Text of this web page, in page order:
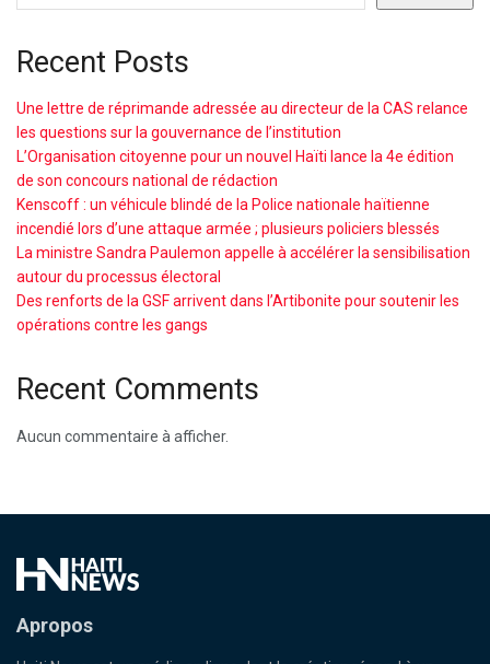
Recent Posts
Une lettre de réprimande adressée au directeur de la CAS relance
les questions sur la gouvernance de l’institution
L’Organisation citoyenne pour un nouvel Haïti lance la 4e édition
de son concours national de rédaction
Kenscoff : un véhicule blindé de la Police nationale haïtienne
incendié lors d’une attaque armée ; plusieurs policiers blessés
La ministre Sandra Paulemon appelle à accélérer la sensibilisation
autour du processus électoral
Des renforts de la GSF arrivent dans l’Artibonite pour soutenir les
opérations contre les gangs
Recent Comments
Aucun commentaire à afficher.
Apropos